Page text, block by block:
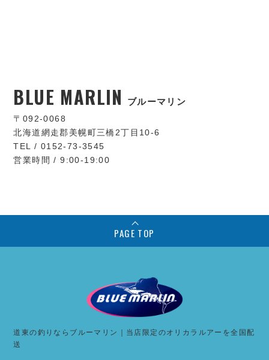
BLUE MARLIN ブルーマリン
〒092-0068
北海道網走郡美幌町三橋2丁目10-6
TEL / 0152-73-3545
営業時間 / 9:00-19:00
PAGE TOP
道東の釣りならブルーマリン｜当店限定のオリカラルアーを全国配
送